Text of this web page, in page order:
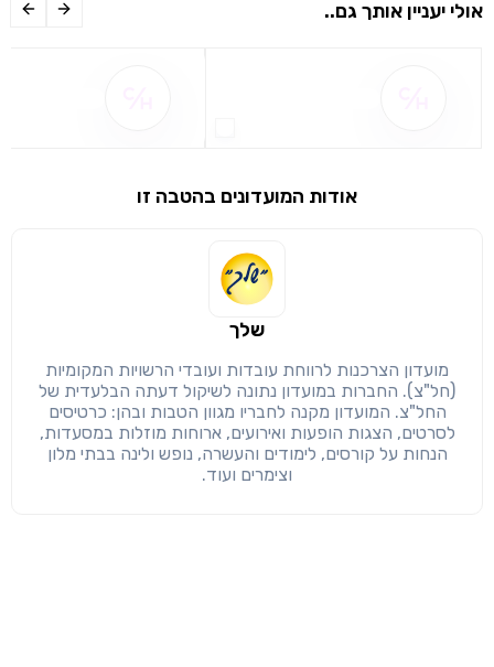
מימוש הטבה זו ניתן רק לחברי
הבנתי, המשך לאתר
אולי יעניין אותך גם..
אודות המועדונים בהטבה זו
שלך
מועדון הצרכנות לרווחת עובדות ועובדי הרשויות המקומיות
(חל"צ). החברות במועדון נתונה לשיקול דעתה הבלעדית של
החל"צ. המועדון מקנה לחבריו מגוון הטבות ובהן: כרטיסים
לסרטים, הצגות הופעות ואירועים, ארוחות מוזלות במסעדות,
הנחות על קורסים, לימודים והעשרה, נופש ולינה בבתי מלון
וצימרים ועוד.